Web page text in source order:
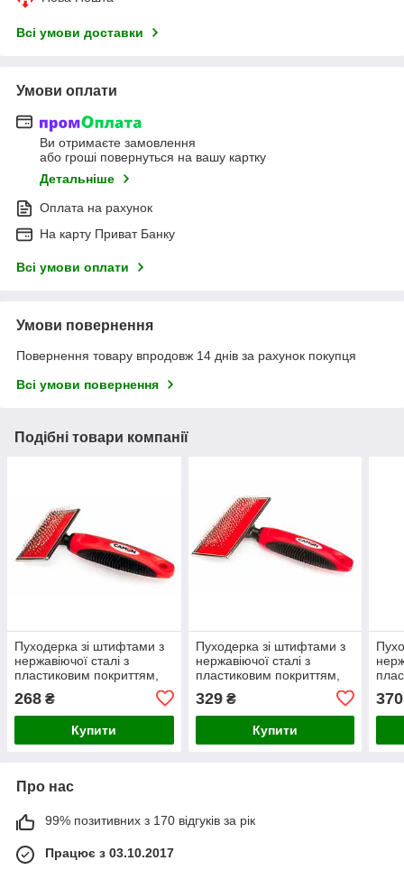
Всі умови доставки
Умови оплати
Ви отримаєте замовлення
або гроші повернуться на вашу картку
Детальніше
Оплата на рахунок
На карту Приват Банку
Всі умови оплати
Умови повернення
Повернення товару впродовж 14 днів за рахунок покупця
Всі умови повернення
Подібні товари компанії
Пуходерка зі штифтами з
нержавіючої сталі з
пластиковим покриттям,
(ціна за 1 шт.)
268 ₴
Купити
Пуходерка зі штифтами з
нержавіючої сталі з
пластиковим покриттям,
(ціна за 1 шт.)
329₴
Купити
за 1
370
Про нас
99% позитивних з 170 відгуків за рік
Працює з 03.10.2017